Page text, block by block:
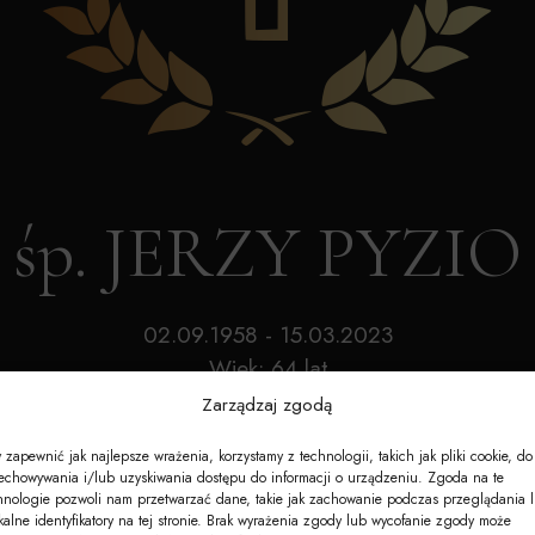
Zarządzaj zgodą
zapewnić jak najlepsze wrażenia, korzystamy z technologii, takich jak pliki cookie, do
i/lub uzyskiwania dostępu do informacji o urządzeniu. Zgoda na te
pozwoli nam przetwarzać dane, takie jak zachowanie podczas przeglądania
identyfikatory na tej stronie. Brak wyrażenia zgody lub wycofanie zgody może
e-Nekrologi
śp. JERZY PYZIO
02.09.1958 - 15.03.2023
Wiek: 64 lat